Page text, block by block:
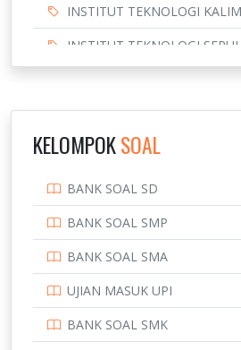
INSTITUT TEKNOLOGI
INSTITUT TEKNOLOGI
NOVEMBER
PTDI STTD
KELOMPOKSOAL
BANK SOAL SD
BANK SOAL SMP
BANK SOAL SMA
UJIAN MASUK UPI
BANK SOAL SMK